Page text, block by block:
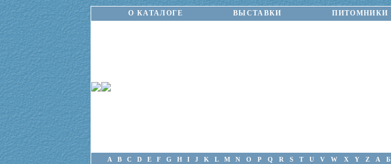
О КАТАЛОГЕ ВЫСТАВКИ ПИТОМНИКИ
A B C D E F G H I J K L M N O P Q R S T U V W X Y Z А Б